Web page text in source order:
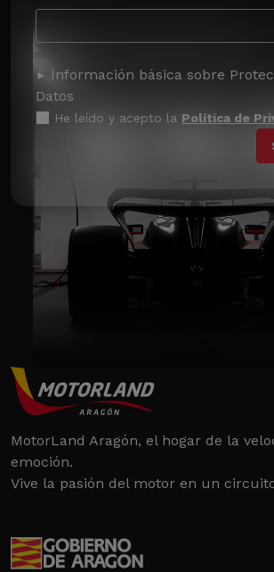
Información básica sobre
Datos
He leído y acepto la Política de
MotorLand Aragón, el hogar de la
emoción.
Vive la pasión del motor en un